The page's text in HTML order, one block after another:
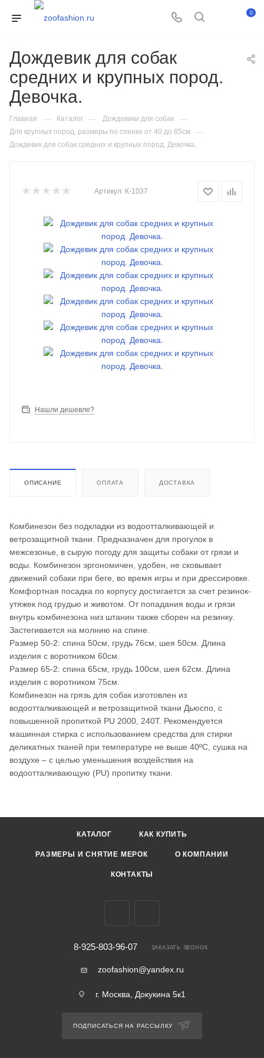
0
Дождевик для собак
средних и крупных пород.
Девочка.
Главная — Каталог — Дождевики для собак —
Для крупных пород, размеры по спинке от 40 до 85см —
Дождевик для собак средних и крупных пород. Девочка.
Артикул: К-1037
Нашли дешевле?
ОПИСАНИЕ ОПЛАТА ДОСТАВКА
Комбинезон без подкладки из водоотталкивающей и
ветрозащитной ткани. Предназначен для прогулок в
межсезонье, в сырую погоду для защиты собаки от грязи и
воды. Комбинезон эргономичен, удобен, не сковывает
движений собаки при беге, во время игры и при дрессировке.
Комфортная посадка по корпусу достигается за счет резинок-
утяжек под грудью и животом. От попадания воды и грязи
внутрь комбинезона низ штанин также сборен на резинку.
Застегивается на молнию на спине.
Размер 50-2: спина 50см, грудь 76см, шея 50см. Длина
изделия с воротником 60см.
Размер 65-2: спина 65см, грудь 100см, шея 62см. Длина
изделия с воротником 75см.
Комбинезон на грязь для собак изготовлен из
водоотталкивающей и ветрозащитной ткани Дьюспо, с
повышенной пропиткой PU 2000, 240Т. Рекомендуется
машинная стирка с использованием средства для стирки
деликатных тканей при температуре не выше 40ºС, сушка на
воздухе – с целью уменьшения воздействия на
водоотталкивающую (PU) пропитку ткани.
КАТАЛОГ КАК КУПИТЬ
РАЗМЕРЫ И СНЯТИЕ МЕРОК О КОМПАНИИ
КОНТАКТЫ
8-925-803-96-07 ЗАКАЗАТЬ ЗВОНОК
zoofashion@yandex.ru
г. Москва, Докукина 5к1
ПОДПИСАТЬСЯ НА РАССЫЛКУ